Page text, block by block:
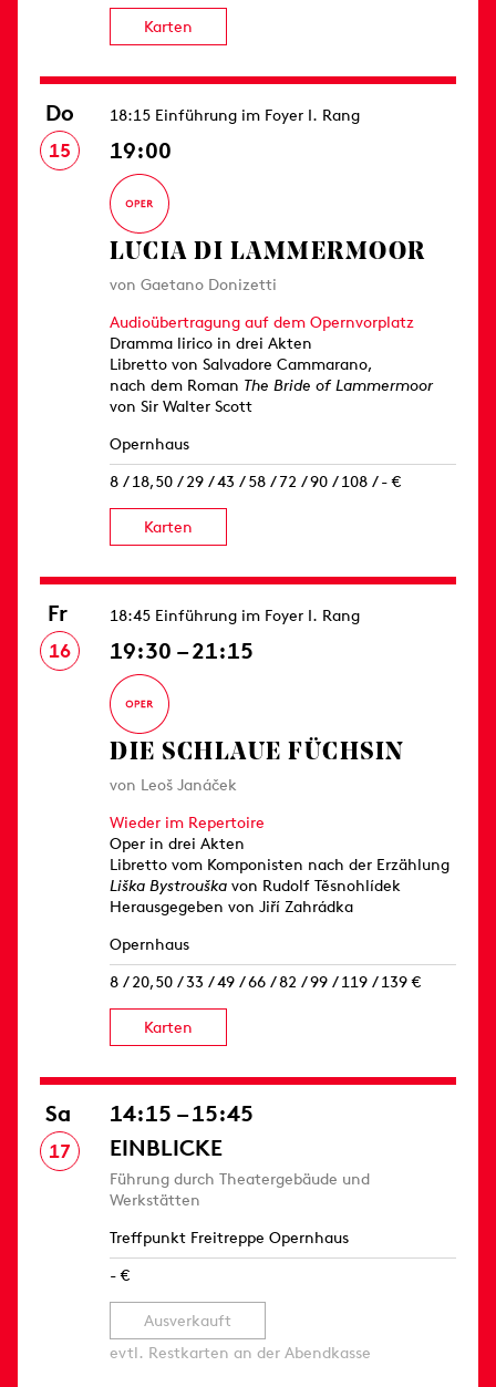
Karten
Do
15
18:15 Einführung im Foyer I. Rang
19:00
LUCIA DI LAMMERMOOR
von Gaetano Donizetti
Audioübertragung auf dem Opernvorplatz
Dramma lirico in drei Akten
Libretto von Salvadore Cammarano,
nach dem Roman The Bride of Lammermoor
von Sir Walter Scott
Opernhaus
8 / 18,50 / 29 / 43 / 58 / 72 / 90 / 108 / - €
Karten
Fr
16
18:45 Einführung im Foyer I. Rang
19:30 – 21:15
DIE SCHLAUE FÜCHSIN
von Leoš Janáček
Wieder im Repertoire
Oper in drei Akten
Libretto vom Komponisten nach der Erzählung
Liška Bystrouška von Rudolf Těsnohlídek
Herausgegeben von Jiří Zahrádka
Opernhaus
8 / 20,50 / 33 / 49 / 66 / 82 / 99 / 119 / 139 €
Karten
Sa
17
14:15 – 15:45
EINBLICKE
Führung durch Theatergebäude und
Werkstätten
Treffpunkt Freitreppe Opernhaus
- €
Ausverkauft
evtl. Restkarten an der Abendkasse